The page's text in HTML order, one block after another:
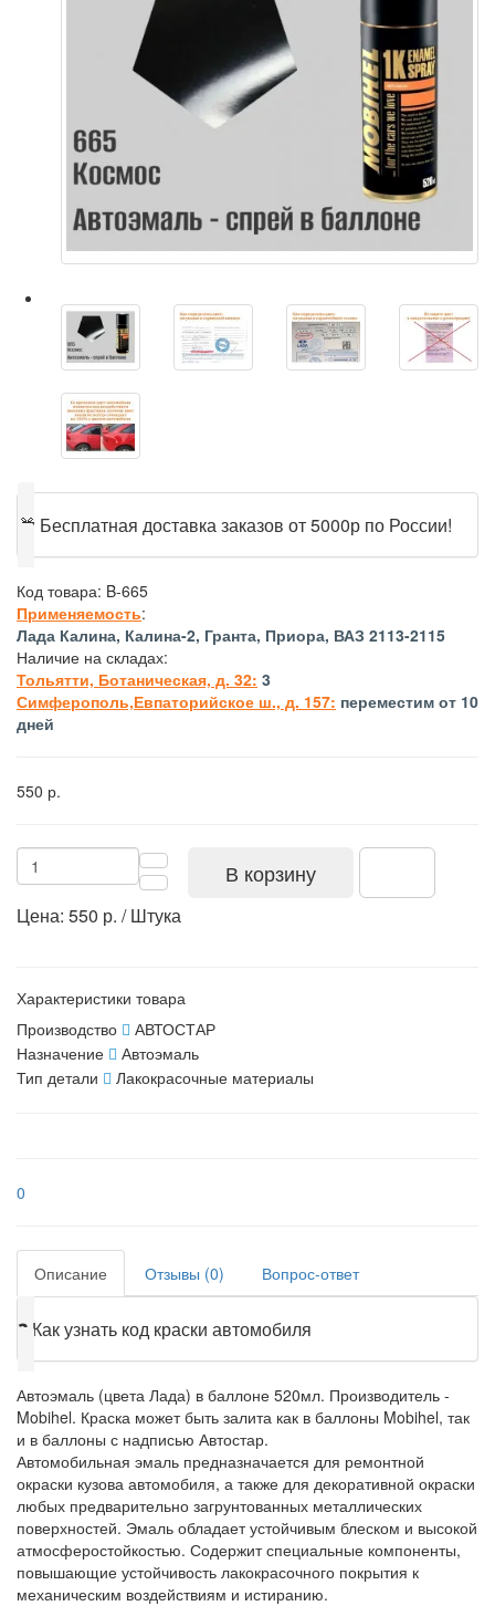
🎁 Бесплатная доставка заказов от 5000р по России!
Код товара: B-665
Применяемость:
Лада Калина, Калина-2, Гранта, Приора, ВАЗ 2113-2115
Наличие на складах:
Тольятти, Ботаническая, д. 32: 3
Симферополь,Евпаторийское ш., д. 157: переместим от 10
дней
550 р.
В корзину
Цена: 550 р. / Штука
Характеристики товара
Производство
АВТОСТАР
Назначение
Автоэмаль
Тип детали
Лакокрасочные материалы
0
Описание Отзывы (0) Вопрос-ответ
❓ Как узнать код краски автомобиля
Автоэмаль (цвета Лада) в баллоне 520мл. Производитель -
Mobihel. Краска может быть залита как в баллоны Mobihel, так
и в баллоны с надписью Автостар.
Автомобильная эмаль предназначается для ремонтной
окраски кузова автомобиля, а также для декоративной окраски
любых предварительно загрунтованных металлических
поверхностей. Эмаль обладает устойчивым блеском и высокой
атмосферостойкостью. Содержит специальные компоненты,
повышающие устойчивость лакокрасочного покрытия к
механическим воздействиям и истиранию.